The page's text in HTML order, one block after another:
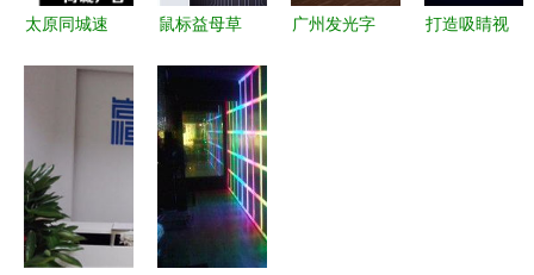
太原同城速
安装一站式
服务
鼠标益母草
修公司宣传
海报广告图
片设计素材
高清psd模
广州发光字
打造吸睛视